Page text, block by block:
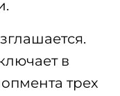
в
трех